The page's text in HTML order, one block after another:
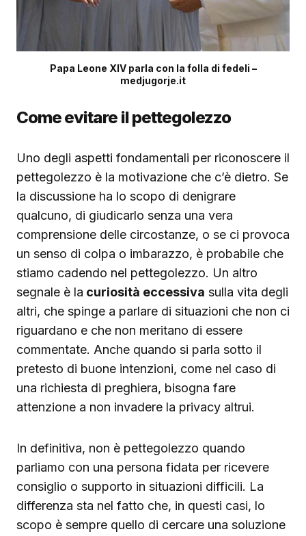
Papa Leone XIV parla con la folla di fedeli –
medjugorje.it
Come evitare il pettegolezzo
Uno degli aspetti fondamentali per riconoscere il
pettegolezzo è la motivazione che c’è dietro. Se
la discussione ha lo scopo di denigrare
qualcuno, di giudicarlo senza una vera
comprensione delle circostanze, o se ci provoca
un senso di colpa o imbarazzo, è probabile che
stiamo cadendo nel pettegolezzo. Un altro
segnale è la curiosità eccessiva sulla vita degli
altri, che spinge a parlare di situazioni che non ci
riguardano e che non meritano di essere
commentate. Anche quando si parla sotto il
pretesto di buone intenzioni, come nel caso di
una richiesta di preghiera, bisogna fare
attenzione a non invadere la privacy altrui.
In definitiva, non è pettegolezzo quando
parliamo con una persona fidata per ricevere
consiglio o supporto in situazioni difficili. La
differenza sta nel fatto che, in questi casi, lo
scopo è sempre quello di cercare una soluzione